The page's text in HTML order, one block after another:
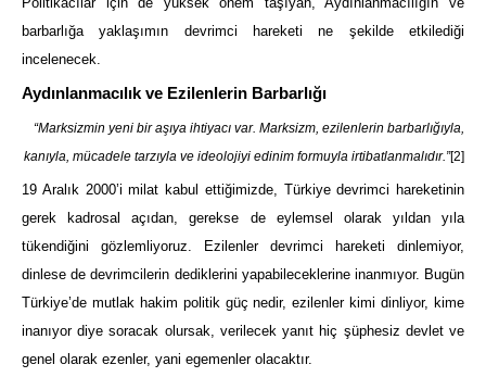
barbarlığa yaklaşımın devrimci hareketi ne şekilde etkilediği
incelenecek.
Aydınlanmacılık ve Ezilenlerin Barbarlığı
“Marksizmin yeni bir aşıya ihtiyacı var. Marksizm, ezilenlerin barbarlığıyla,
kanıyla, mücadele tarzıyla ve ideolojiyi edinim formuyla irtibatlanmalıdır.”[2]
19 Aralık 2000’i milat kabul ettiğimizde, Türkiye devrimci hareketinin
gerek kadrosal açıdan, gerekse de eylemsel olarak yıldan yıla
tükendiğini gözlemliyoruz. Ezilenler devrimci hareketi dinlemiyor,
dinlese de devrimcilerin dediklerini yapabileceklerine inanmıyor. Bugün
Türkiye’de mutlak hakim politik güç nedir, ezilenler kimi dinliyor, kime
inanıyor diye soracak olursak, verilecek yanıt hiç şüphesiz devlet ve
genel olarak ezenler, yani egemenler olacaktır.